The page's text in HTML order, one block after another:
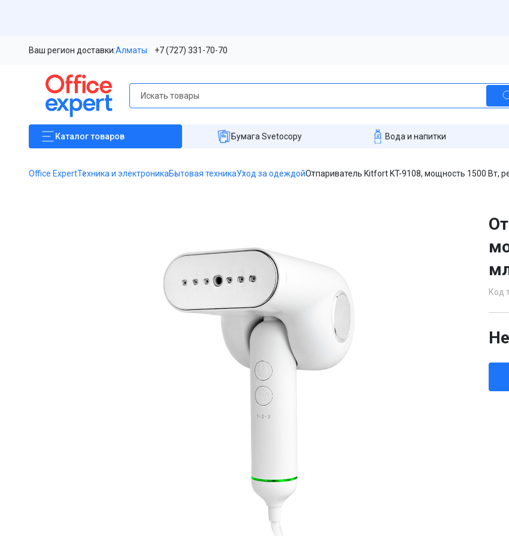
Ваш регион доставки:Алматы +7 (727) 331-70-70
Каталогтоваров Бумага Svetocopy Вода и напитки
Office ExpertТехника и электроникаБытовая техникаУход за одеждойОтпариватель Kitfort KT-9108, мощность 1500 Вт,
Код